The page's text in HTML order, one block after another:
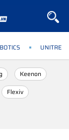
UNITREE
Keenon
Flexiv